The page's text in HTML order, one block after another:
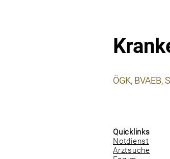
ÖGK, BVAEB,
Quicklinks
Notdienst
Arztsuche